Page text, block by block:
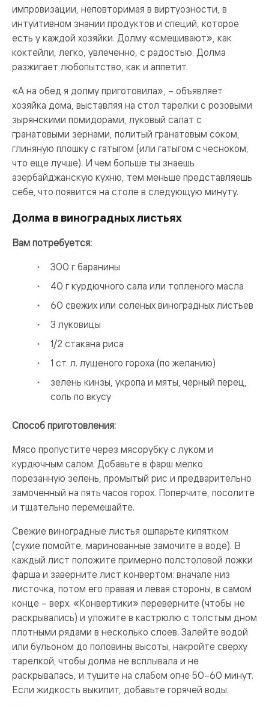
импровизации, неповторимая в виртуозности, в
интуитивном знании продуктов и специй, которое
есть у каждой хозяйки. Долму «смешивают», как
коктейли, легко, увлеченно, с радостью. Долма
разжигает любопытство, как и аппетит.
«А на обед я долму приготовила», – объявляет
хозяйка дома, выставляя на стол тарелки с розовыми
зырянскими помидорами, луковый салат с
гранатовыми зернами, политый гранатовым соком,
глиняную плошку с гатыгом (или гатыгом с чесноком,
что еще лучше). И чем больше ты знаешь
азербайджанскую кухню, тем меньше представляешь
себе, что появится на столе в следующую минуту.
Долма в виноградных листьях
Вам потребуется:
300 г баранины
40 г курдючного сала или топленого масла
60 свежих или соленых виноградных листьев
3 луковицы
1/2 стакана риса
1 ст. л. лущеного гороха (по желанию)
зелень кинзы, укропа и мяты, черный перец,
соль по вкусу
Способ приготовления:
Мясо пропустите через мясорубку с луком и
курдючным салом. Добавьте в фарш мелко
порезанную зелень, промытый рис и предварительно
замоченный на пять часов горох. Поперчите, посолите
и тщательно перемешайте.
Свежие виноградные листья ошпарьте кипятком
(сухие помойте, маринованные замочите в воде). В
каждый лист положите примерно полстоловой ложки
фарша и заверните лист конвертом: вначале низ
листочка, потом его правая и левая стороны, в самом
конце – верх. «Конвертики» переверните (чтобы не
раскрывались) и уложите в кастрюлю с толстым дном
плотными рядами в несколько слоев. Залейте водой
или бульоном до половины высоты, накройте сверху
тарелкой, чтобы долма не всплывала и не
раскрывалась, и тушите на слабом огне 50–60 минут.
Если жидкость выкипит, добавьте горячей воды.